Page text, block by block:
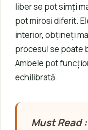
liber se pot simți
pot mirosi diferit.
interior, obțineți
procesul se poate
Ambele pot
echilibrată.
Must Read :